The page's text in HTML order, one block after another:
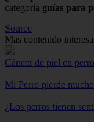
categoría guías para
Source
Mas contenido
Cáncer de piel en
Mi Perro pierde
¿Los perros tienen